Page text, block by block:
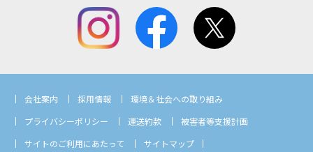
会社案内 採用情報
環境＆社会への取り組み
プライバシーポリシー
運送約款
被害者等支援計画
サイトのご利用にあたって
サイトマップ